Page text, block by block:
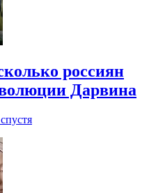
россиян
Дарвина